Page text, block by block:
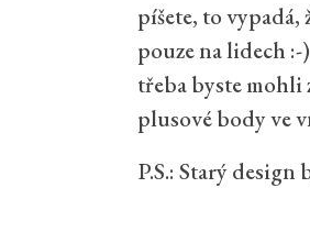
píšete, to vypadá,
pouze na lidech
třeba byste mohli
plusové body ve
P.S.: Starý design